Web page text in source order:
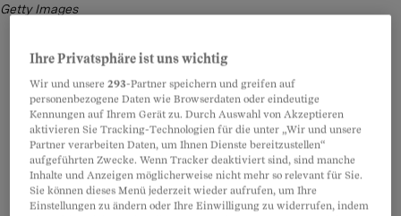
Getty Images
Teilen Anhören Merken Kommentare
Artikel teilen
Unverheiratete Paare gehören nicht zu den
gesetzliche Erben.Wernicht verheiratetist, erbt
daher nichts von seinem Lebenspartner.
Ihre Privatsphäre ist uns wichtig
Wir und unsere293-Partner speichern und greifen auf
personenbezogene Daten wie Browserdaten oder eindeutige
Kennungen auf Ihrem Gerät zu. Durch Auswahl von Akzeptieren
aktivieren Sie Tracking-Technologien für die unter „Wir und unsere
Partner verarbeiten Daten, um Ihnen Dienste bereitzustellen“
aufgeführten Zwecke. Wenn Tracker deaktiviert sind, sind manche
Inhalte und Anzeigen möglicherweise nicht mehr so relevant für Sie.
Sie können dieses Menü jederzeit wieder aufrufen, um Ihre
Einstellungen zu ändern oder Ihre Einwilligung zu widerrufen, indem